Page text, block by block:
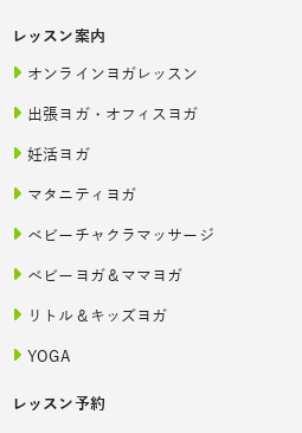
レッスン案内
オンラインヨガレッスン
出張ヨガ・オフィスヨガ
妊活ヨガ
マタニティヨガ
ベビーチャクラマッサージ
ベビーヨガ＆ママヨガ
リトル＆キッズヨガ
YOGA
レッスン予約